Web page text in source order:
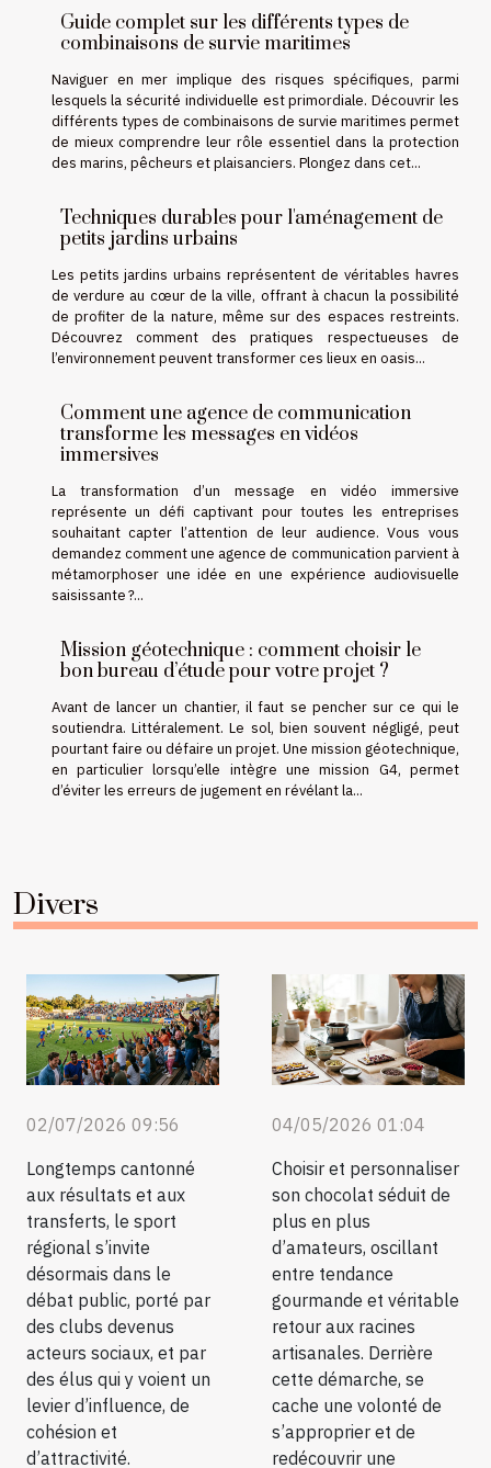
Guide complet sur les différents types de
combinaisons de survie maritimes
Naviguer en mer implique des risques spécifiques, parmi
lesquels la sécurité individuelle est primordiale. Découvrir les
différents types de combinaisons de survie maritimes permet
de mieux comprendre leur rôle essentiel dans la protection
des marins, pêcheurs et plaisanciers. Plongez dans cet...
Techniques durables pour l'aménagement de
petits jardins urbains
Les petits jardins urbains représentent de véritables havres
de verdure au cœur de la ville, offrant à chacun la possibilité
de profiter de la nature, même sur des espaces restreints.
Découvrez comment des pratiques respectueuses de
l’environnement peuvent transformer ces lieux en oasis...
Comment une agence de communication
transforme les messages en vidéos
immersives
La transformation d’un message en vidéo immersive
représente un défi captivant pour toutes les entreprises
souhaitant capter l’attention de leur audience. Vous vous
demandez comment une agence de communication parvient à
métamorphoser une idée en une expérience audiovisuelle
saisissante ?...
Mission géotechnique : comment choisir le
bon bureau d’étude pour votre projet ?
Avant de lancer un chantier, il faut se pencher sur ce qui le
soutiendra. Littéralement. Le sol, bien souvent négligé, peut
pourtant faire ou défaire un projet. Une mission géotechnique,
en particulier lorsqu’elle intègre une mission G4, permet
d’éviter les erreurs de jugement en révélant la...
Divers
02/07/2026 09:56
Longtemps cantonné
aux résultats et aux
transferts, le sport
régional s’invite
désormais dans le
débat public, porté par
des clubs devenus
acteurs sociaux, et par
des élus qui y voient un
levier d’influence, de
cohésion et
d’attractivité.
04/05/2026 01:04
Choisir et personnaliser
son chocolat séduit de
plus en plus
d’amateurs, oscillant
entre tendance
gourmande et véritable
retour aux racines
artisanales. Derrière
cette démarche, se
cache une volonté de
s’approprier et de
redécouvrir une